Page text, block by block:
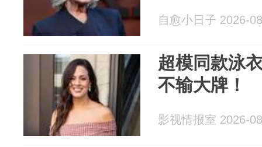
自愈小日子 2026-
超模同款泳
不输大牌！
影视情报室 2026-